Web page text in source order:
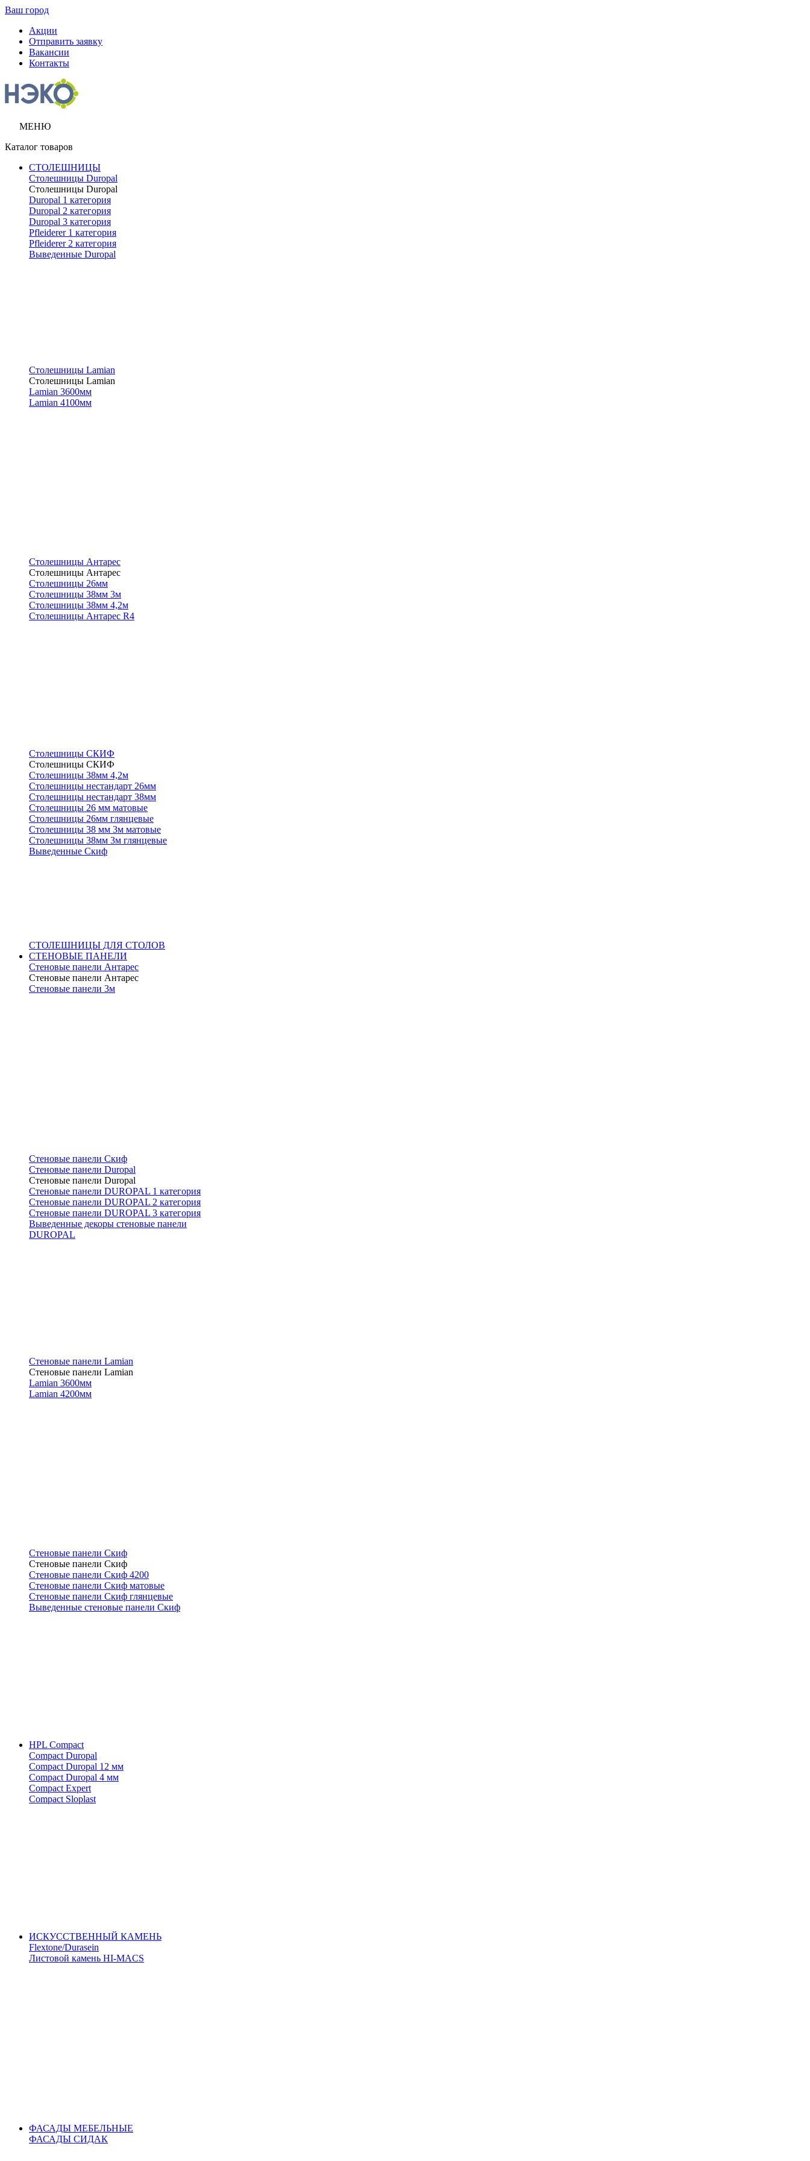
Ваш город
Акции
Отправить заявку
Вакансии
Контакты
МЕНЮ
Каталог товаров
СТОЛЕШНИЦЫ
Столешницы Duropal
Столешницы Duropal
Duropal 1 категория
Duropal 2 категория
Duropal 3 категория
Pfleiderer 1 категория
Pfleiderer 2 категория
Выведенные Duropal
Столешницы Lamian
Столешницы Lamian
Lamian 3600мм
Lamian 4100мм
Столешницы Антарес
Столешницы Антарес
Столешницы 26мм
Столешницы 38мм 3м
Столешницы 38мм 4,2м
Столешницы Антарес R4
Столешницы СКИФ
Столешницы СКИФ
Столешницы 38мм 4,2м
Столешницы нестандарт 26мм
Столешницы нестандарт 38мм
Столешницы 26 мм матовые
Столешницы 26мм глянцевые
Столешницы 38 мм 3м матовые
Столешницы 38мм 3м глянцевые
Выведенные Скиф
СТОЛЕШНИЦЫ ДЛЯ СТОЛОВ
СТЕНОВЫЕ ПАНЕЛИ
Стеновые панели Антарес
Стеновые панели Антарес
Стеновые панели 3м
Стеновые панели Скиф
Стеновые панели Duropal
Стеновые панели Duropal
Стеновые панели DUROPAL 1 категория
Стеновые панели DUROPAL 2 категория
Стеновые панели DUROPAL 3 категория
Выведенные декоры стеновые панели
DUROPAL
Стеновые панели Lamian
Стеновые панели Lamian
Lamian 3600мм
Lamian 4200мм
Стеновые панели Скиф
Стеновые панели Скиф
Стеновые панели Скиф 4200
Стеновые панели Скиф матовые
Стеновые панели Скиф глянцевые
Выведенные стеновые панели Скиф
HPL Compact
Compact Duropal
Compact Duropal 12 мм
Compact Duropal 4 мм
Compact Expert
Compact Sloplast
ИСКУССТВЕННЫЙ КАМЕНЬ
Flextone/Durasein
Листовой камень HI-MACS
ФАСАДЫ МЕБЕЛЬНЫЕ
ФАСАДЫ СИДАК